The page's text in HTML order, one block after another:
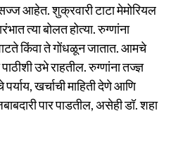
आहेत. शुक्रवारी टाटा मेमोरियल
त्या बोलत होत्या. रुग्णांना
किंवा ते गोंधळून जातात. आमचे
उभे राहतील. रुग्णांना तज्ज्ञ
खर्चाची माहिती देणे आणि
पार पाडतील, असेही डॉ. शहा